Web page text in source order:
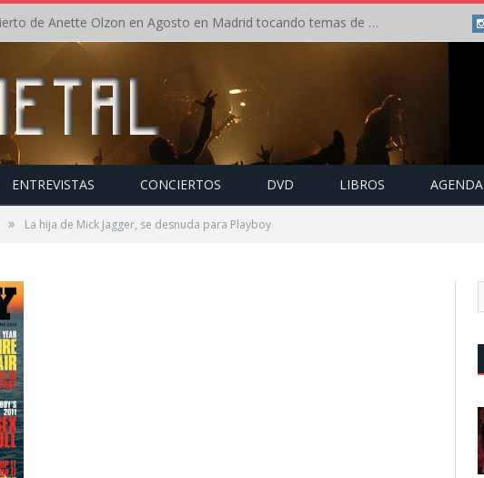
Concierto de Anette Olzon en Agosto en Madrid tocando temas de Nightwish
ENTREVISTAS CONCIERTOS DVD LIBROS AGENDA
» La hija de Mick Jagger, se desnuda para Playboy